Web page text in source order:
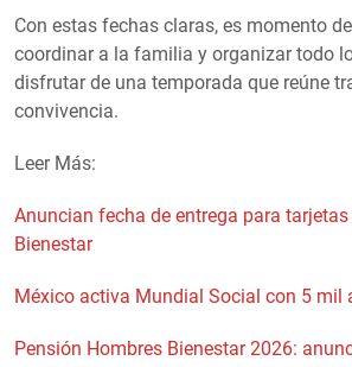
Con estas fechas claras, es momento
coordinar a la familia y organizar todo
disfrutar de una temporada que reúne
convivencia.
Leer Más:
Anuncian fecha de entrega para
Bienestar
México activa Mundial Social con 5 mil
Pensión Hombres Bienestar 2026: